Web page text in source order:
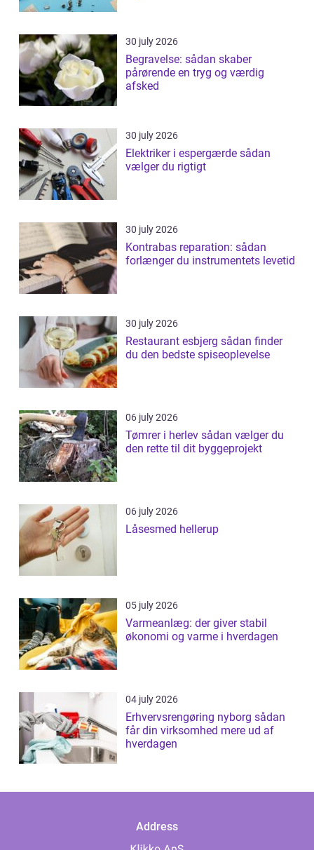
30 july 2026
Begravelse: sådan skaber
pårørende en tryg og værdig
afsked
30 july 2026
Elektriker i espergærde sådan
vælger du rigtigt
30 july 2026
Kontrabas reparation: sådan
forlænger du instrumentets levetid
30 july 2026
Restaurant esbjerg sådan finder
du den bedste spiseoplevelse
06 july 2026
Tømrer i herlev sådan vælger du
den rette til dit byggeprojekt
06 july 2026
Låsesmed hellerup
05 july 2026
Varmeanlæg: der giver stabil
økonomi og varme i hverdagen
04 july 2026
Erhvervsrengøring nyborg sådan
får din virksomhed mere ud af
hverdagen
Address